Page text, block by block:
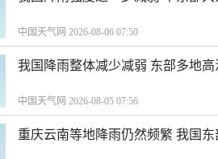
中国天气网 2026-08-06 07:50
我国降雨整体减少减弱 东部多地
中国天气网 2026-08-05 07:56
重庆云南等地降雨仍然频繁 我国